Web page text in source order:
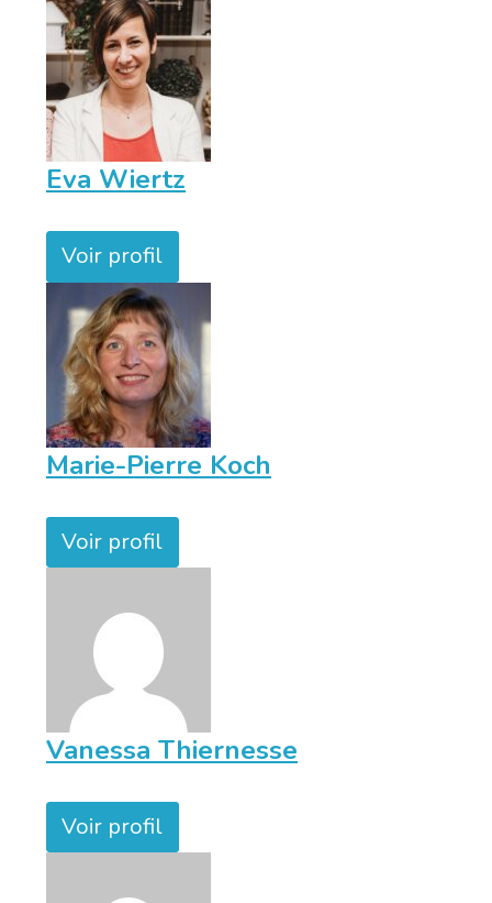
Eva Wiertz
Voir profil
Marie-Pierre Koch
Voir profil
Vanessa Thiernesse
Voir profil